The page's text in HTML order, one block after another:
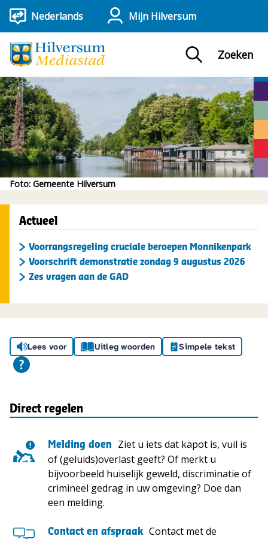
Mijn Hilversum
Hilversum,
mediastad
Zoeken
Foto: Gemeente Hilversum
Actueel
Voorrangsregeling cruciale beroepen Monnikenpark
Voorschrift demonstratie zondag 9 augustus 2026
Zes vragen aan de GAD
Lees voor Uitleg woorden Simpele tekst
Direct regelen
Melding doen
Ziet u iets dat kapot is, vuil is
of (geluids)overlast geeft? Of merkt u
bijvoorbeeld huiselijk geweld, discriminatie of
crimineel gedrag in uw omgeving? Doe dan
een melding.
Contact en afspraak Contact met de